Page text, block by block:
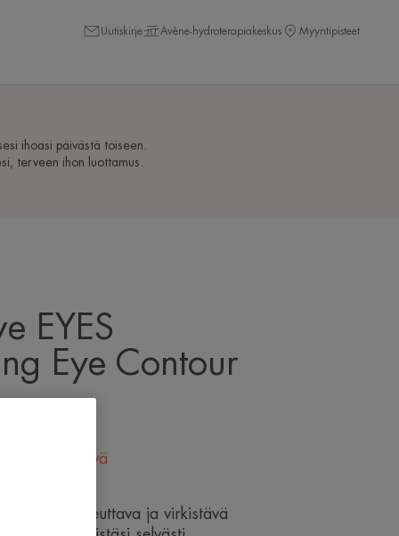
Uutiskirje Avène-hydroterapiakeskus Myyntipisteet
ihoasi päivästä toiseen.
terveen ihon luottamus.
EYES
Eye Contour
- Virkistävä
kosteuttava ja virkistävä